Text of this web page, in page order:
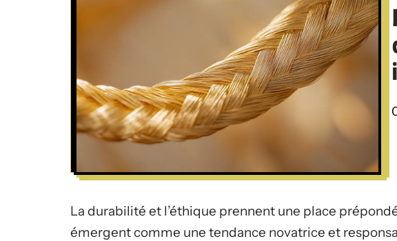
La durabilité et l’éthique prennent une place
émergent comme une tendance novatrice et